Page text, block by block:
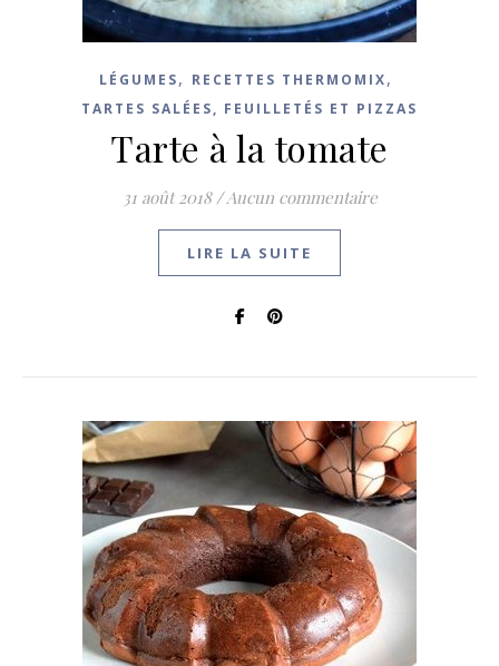
LÉGUMES, RECETTES THERMOMIX,
TARTES SALÉES, FEUILLETÉS ET PIZZAS
Tarte à la tomate
31 août 2018 /Aucun commentaire
LIRE LA SUITE